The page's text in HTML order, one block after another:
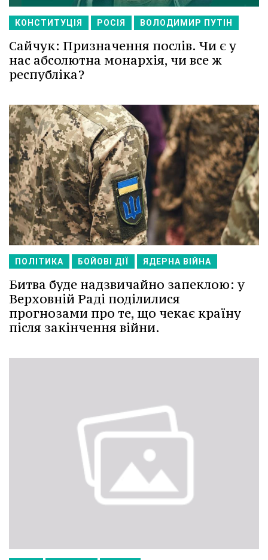
КОНСТИТУЦІЯ РОСІЯ ВОЛОДИМИР ПУТІН
Сайчук: Призначення послів. Чи є у
нас абсолютна монархія, чи все ж
республіка?
ПОЛІТИКА БОЙОВІ ДІЇ ЯДЕРНА ВІЙНА
Битва буде надзвичайно запеклою: у
Верховній Раді поділилися
прогнозами про те, що чекає країну
після закінчення війни.